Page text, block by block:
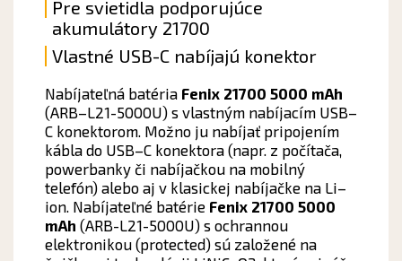
Pre svietidla podporujúce
akumulátory 21700
Vlastné USB-C nabíjajú konektor
Nabíjateľná batéria Fenix 21700 5000 mAh
(ARB–L21-5000U) s vlastným nabíjacím USB–
C konektorom. Možno ju nabíjať pripojením
kábla do USB–C konektora (napr. z počítača,
powerbanky či nabíjačkou na mobilný
telefón) alebo aj v klasickej nabíjačke na Li–
ion. Nabíjateľné batérie Fenix ​​21700 5000
mAh (ARB-L21-5000U) s ochrannou
elektronikou (protected) sú založené na